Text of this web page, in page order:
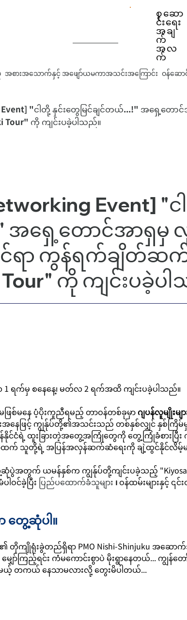
စုဆော
င်းရေး
အချ
က်
အလ
က်
အစားအသောက်နှင့် အဖျော်ယမကာအသင်းအကြောင်း ဝန်ဆော
Event] "ငါတို့ နှင်းတွေမြင်ချင်တယ်...!" အရှေ့တော
Tour" ကို ကျင်းပခဲ့ပါသည်။
Event] "
အရှေ့တောင်အာရှမှ လူ
င်ရာ ကွန်ရက်ချိတ်ဆ
Tour" ကို ကျင်းပခဲ့ပ
1 ရက်မှ စနေနေ့၊ မတ်လ 2 ရက်အထိ ကျင်းပခဲ့ပါသည်။
ြစ်မနေ ပံ့ပိုးကူညီရမည့် တာဝန်တစ်ခုမှာဂျပန်လူမျိုး
နေဖြင့် ကျွန်ုပ်တို့၏အသင်းသည် တစ်နှစ်လျှင် နှစ်က
န်နိုင်ငံရဲ့ ထူးခြားတဲ့အတွေ့အကြုံတွေကို တွေ့ကြုံခံစားပြီး
ထက် သူတို့ရဲ့ အပြန်အလှန်ဆက်ဆံရေးကို ချဲ့ထွင်နိုင်လိမ့်
အတွက် ယမန်နှစ်က ကျွန်ုပ်တို့ကျင်းပခဲ့သည့်
ဝင်ခဲ့ပြီး ပြည်ပထောက်ခံသူများ ၊ဝန်ထမ်းများနှင့် ၎င်
တွေ့ဆုံပါ။
ကျိုရုံးခွဲတည်ရှိရာ PMO Nishi-Shinjuku အဆေ
ော်ကြည့်ရင်း ကံမကောင်းစွာပဲ မိုးရွာနေတယ်... ကျွန်တေ
ယ့် တကယ် နေသာမလားလို့ တွေးမိပါတယ်...